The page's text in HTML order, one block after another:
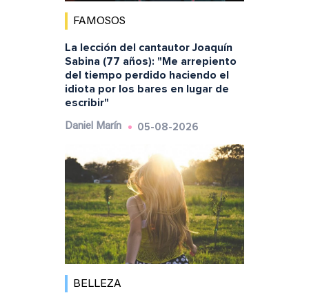
FAMOSOS
La lección del cantautor Joaquín
Sabina (77 años): "Me arrepiento
del tiempo perdido haciendo el
idiota por los bares en lugar de
escribir"
Daniel Marín 05-08-2026
BELLEZA